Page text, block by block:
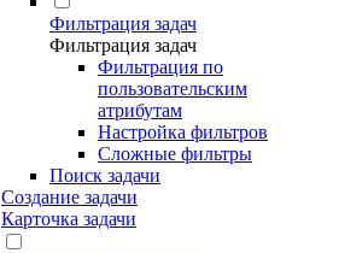
Фильтрация задач
Фильтрация задач
Фильтрация по
пользовательским
атрибутам
Настройка фильтров
Сложные фильтры
Поиск задачи
Создание задачи
Карточка задачи